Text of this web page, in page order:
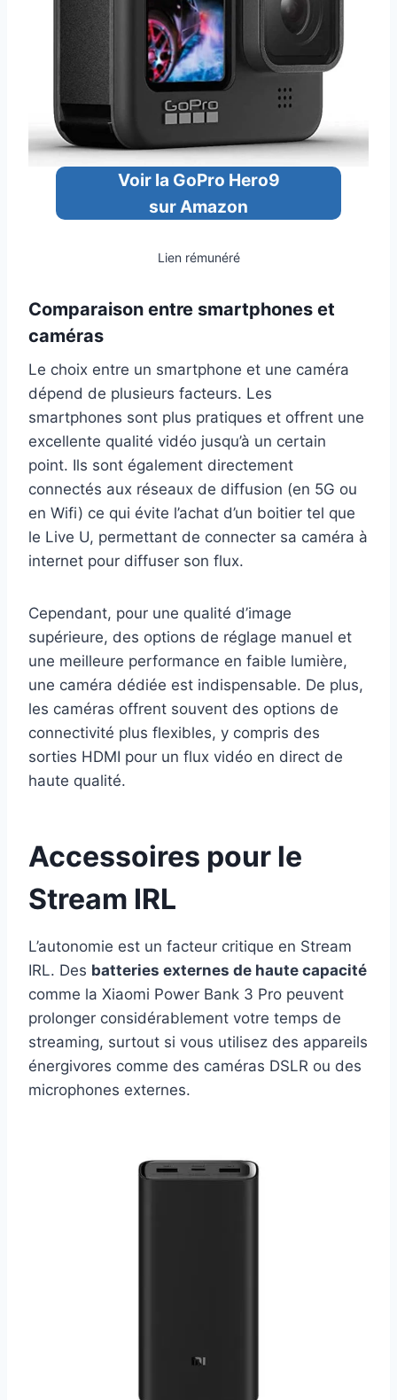
Voir la GoPro Hero9
sur Amazon
Lien rémunéré
Comparaison entre smartphones et
caméras
Le choix entre un smartphone et une caméra
dépend de plusieurs facteurs. Les
smartphones sont plus pratiques et offrent une
excellente qualité vidéo jusqu’à un certain
point. Ils sont également directement
connectés aux réseaux de diffusion (en 5G ou
en Wifi) ce qui évite l’achat d’un boitier tel que
le Live U, permettant de connecter sa caméra à
internet pour diffuser son flux.
Cependant, pour une qualité d’image
supérieure, des options de réglage manuel et
une meilleure performance en faible lumière,
une caméra dédiée est indispensable. De plus,
les caméras offrent souvent des options de
connectivité plus flexibles, y compris des
sorties HDMI pour un flux vidéo en direct de
haute qualité.
Accessoires pour le
Stream IRL
L’autonomie est un facteur critique en Stream
IRL. Des batteries externes de haute capacité
comme la Xiaomi Power Bank 3 Pro peuvent
prolonger considérablement votre temps de
streaming, surtout si vous utilisez des appareils
énergivores comme des caméras DSLR ou des
microphones externes.